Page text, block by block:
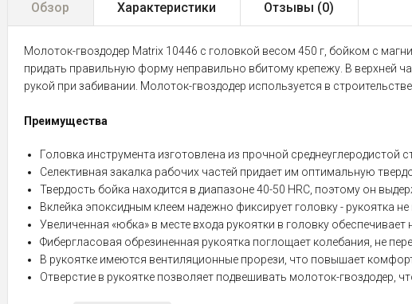
Обзор Характеристики Отзывы (0)
Молоток-гвоздодер Matrix 10446 с головкой весом 450 г, бойком с
придать правильную форму неправильно вбитому крепежу. В верхней
рукой при забивании. Молоток-гвоздодер используется в
Преимущества
Головка инструмента изготовлена из прочной среднеуглеродистой
Селективная закалка рабочих частей придает им оптимальную
Твердость бойка находится в диапазоне 40-50 HRC, поэтому он
Вклейка эпоксидным клеем надежно фиксирует головку - рукоятка не
Увеличенная «юбка» в месте входа рукоятки в головку
Фибергласовая обрезиненная рукоятка поглощает колебания, не
В рукоятке имеются вентиляционные прорези, что повышает
Отверстие в рукоятке позволяет подвешивать молоток-гвоздодер,